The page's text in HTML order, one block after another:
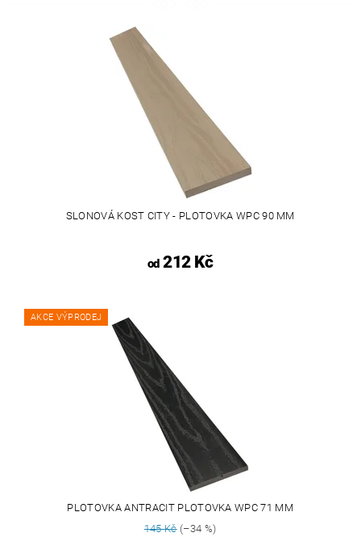
SLONOVÁ KOST CITY - PLOTOVKA WPC 90 MM
od212 Kč
AKCE VÝPRODEJ
PLOTOVKA ANTRACIT PLOTOVKA WPC 71 MM
145 Kč(–34 %)